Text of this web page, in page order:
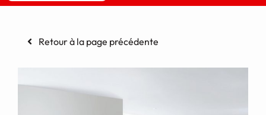
Infos pratiques
Retour à la page précédente